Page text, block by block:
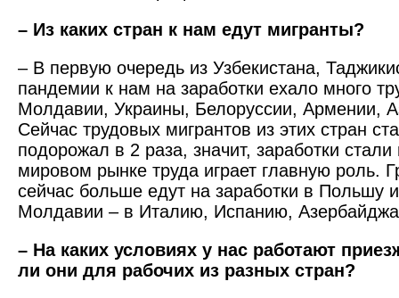
– Из каких стран к нам едут мигранты?
– В первую очередь из Узбекистана,
пандемии к нам на заработки ехало много
Молдавии, Украины, Белоруссии, Армении,
Сейчас трудовых мигрантов из этих стран
подорожал в 2 раза, значит, заработки
мировом рынке труда играет главную роль.
сейчас больше едут на заработки в Польшу
Молдавии – в Италию, Испанию,
– На каких условиях у нас работают
ли они для рабочих из разных стран?